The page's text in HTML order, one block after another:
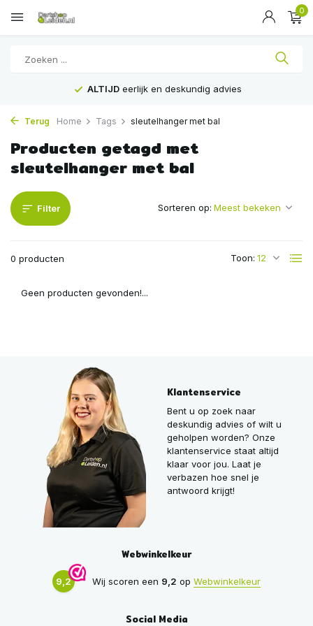
0
ALTIJD eerlijk en deskundig advies
Terug Home Tags sleutelhanger met bal
Producten getagd met
sleutelhanger met bal
Filter
0 producten Toon:
Sorteren op:
Geen producten gevonden!...
Klantenservice
Bent u op zoek naar
deskundig advies of wilt u
geholpen worden? Onze
klantenservice staat altijd
klaar voor jou. Laat je
verbazen hoe snel je
antwoord krijgt!
Webwinkelkeur
9,2 Wij scoren een 9,2 op Webwinkelkeur
Social Media